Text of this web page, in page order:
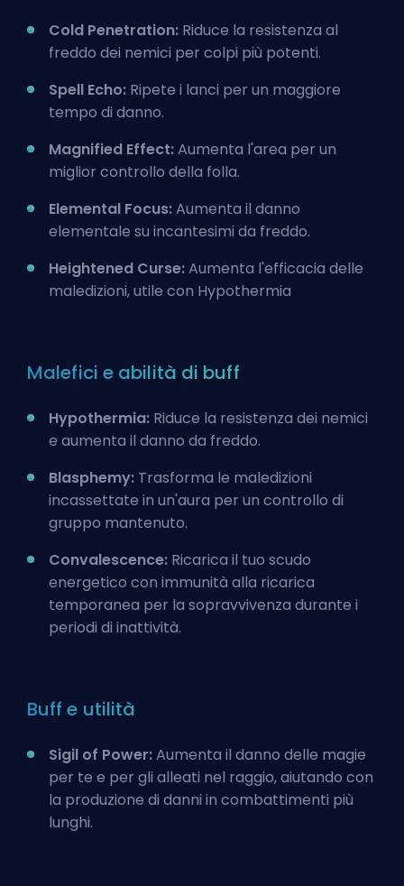
Cold Penetration: Riduce la resistenza al
freddo dei nemici per colpi più potenti.
Spell Echo: Ripete i lanci per un maggiore
tempo di danno.
Magnified Effect:Aumenta l'area per un
miglior controllo della folla.
Elemental Focus:Aumenta il danno
elementale su incantesimi da freddo.
Heightened Curse:Aumenta l'efficacia delle
maledizioni, utile con Hypothermia
Malefici e abilità di buff
Hypothermia: Riduce la resistenza dei nemici
e aumenta il danno da freddo.
Blasphemy: Trasforma le maledizioni
incassettate in un'aura per un controllo di
gruppo mantenuto.
Convalescence: Ricarica il tuo scudo
energetico con immunità alla ricarica
temporanea per la sopravvivenza durante i
periodi di inattività.
Buff e utilità
Sigil of Power:Aumenta il danno delle magie
per te e per gli alleati nel raggio, aiutando con
la produzione di danni in combattimenti più
lunghi.